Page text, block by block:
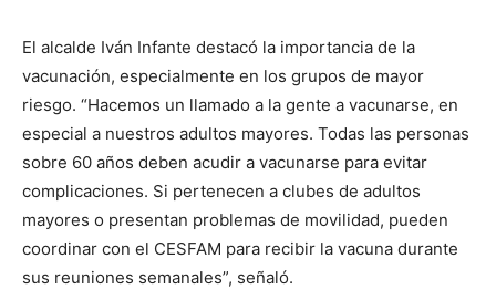
El alcalde Iván Infante destacó la importancia de la
vacunación, especialmente en los grupos de mayor
riesgo. “Hacemos un llamado a la gente a vacunarse, en
especial a nuestros adultos mayores. Todas las personas
sobre 60 años deben acudir a vacunarse para evitar
complicaciones. Si pertenecen a clubes de adultos
mayores o presentan problemas de movilidad, pueden
coordinar con el CESFAM para recibir la vacuna durante
sus reuniones semanales”, señaló.